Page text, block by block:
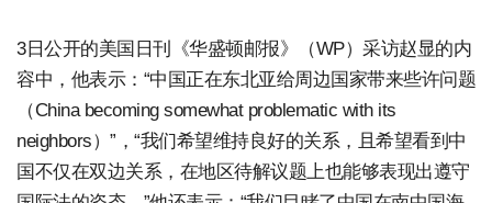
3日公开的美国日刊《华盛顿邮报》（WP）采访赵显的内
容中，他表示：“中国正在东北亚给周边国家带来些许问题
（China becoming somewhat problematic with its
neighbors）”，“我们希望维持良好的关系，且希望看到中
国不仅在双边关系，在地区待解议题上也能够表现出遵守